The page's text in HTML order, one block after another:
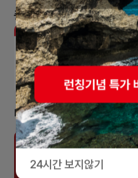
중고차구매
매거진더보기
24시간 보지않기